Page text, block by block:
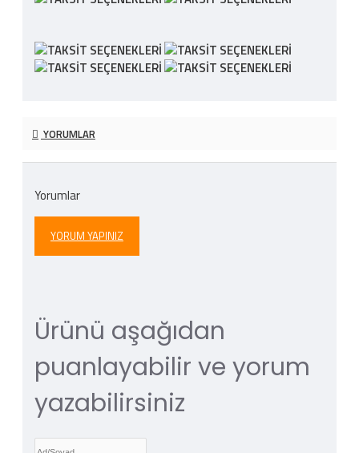
YORUMLAR
Yorumlar
YORUM YAPINIZ
Ürünü aşağıdan
puanlayabilir ve yorum
yazabilirsiniz